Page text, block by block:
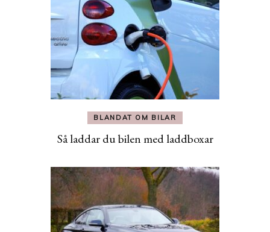
BLANDAT OM BILAR
Så laddar du bilen med laddboxar